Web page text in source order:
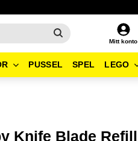
Mitt konto
PUSSEL SPEL LEGO
Knife Blade Refill